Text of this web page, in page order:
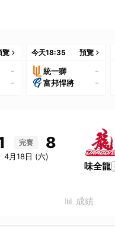
覽
-
-
今天18:35 預覽
統一獅 -
富邦悍將 -
完賽 8
4月18日 (六)
味全龍
📊 成績